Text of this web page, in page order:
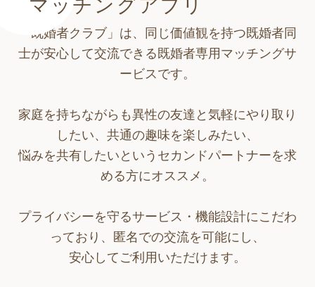
「既婚者クラブ」は、同じ価値観を持つ既婚者同
士が安心して交流できる既婚者専用マッチングサ
ービスです。
家庭を持ちながらも異性の友達と気軽にやり取り
したい、共通の趣味を楽しみたい、
悩みを共有したいというセカンドパートナーを求
める方にオススメ。
プライバシーを守るサービス・機能設計にこだわ
っており、匿名での交流を可能にし、
安心してご利用いただけます。